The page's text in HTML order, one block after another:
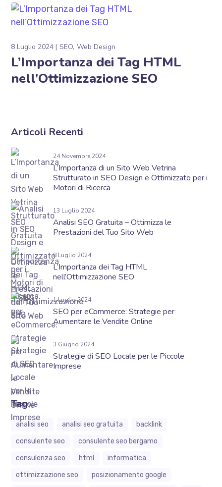
8 Luglio 2024 SEO Web Design
L’Importanza dei Tag HTML
nell’Ottimizzazione SEO
Articoli Recenti
24 Novembre 2024
L’Importanza di un Sito Web Vetrina
Strutturato in SEO Design e Ottimizzato per i
Motori di Ricerca
13 Luglio 2024
Analisi SEO Gratuita – Ottimizza le
Prestazioni del Tuo Sito Web
8 Luglio 2024
L’Importanza dei Tag HTML
nell’Ottimizzazione SEO
1 Luglio 2024
SEO per eCommerce: Strategie per
Aumentare le Vendite Online
3 Giugno 2024
Strategie di SEO Locale per le Piccole
Imprese
Tag
analisi seo analisi seo gratuita
backlink
consulente seo
consulente seo bergamo
consulenza seo
html
informatica
ottimizzazione seo
posizionamento google